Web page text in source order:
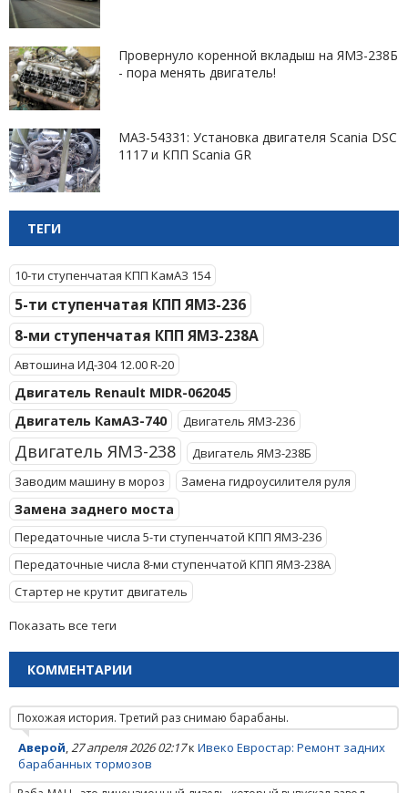
Провернуло коренной вкладыш на ЯМЗ-238Б
- пора менять двигатель!
МАЗ-54331: Установка двигателя Scania DSC
1117 и КПП Scania GR
ТЕГИ
10-ти ступенчатая КПП КамАЗ 154
5-ти ступенчатая КПП ЯМЗ-236
8-ми ступенчатая КПП ЯМЗ-238А
Автошина ИД-304 12.00 R-20
Двигатель Renault MIDR-062045
Двигатель КамАЗ-740
Двигатель ЯМЗ-236
Двигатель ЯМЗ-238
Двигатель ЯМЗ-238Б
Заводим машину в мороз
Замена гидроусилителя руля
Замена заднего моста
Передаточные числа 5-ти ступенчатой КПП ЯМЗ-236
Передаточные числа 8-ми ступенчатой КПП ЯМЗ-238А
Стартер не крутит двигатель
Показать все теги
КОММЕНТАРИИ
Похожая история. Третий раз снимаю барабаны.
Аверой,27 апреля 2026 02:17к Ивеко Евростар: Ремонт задних
барабанных тормозов